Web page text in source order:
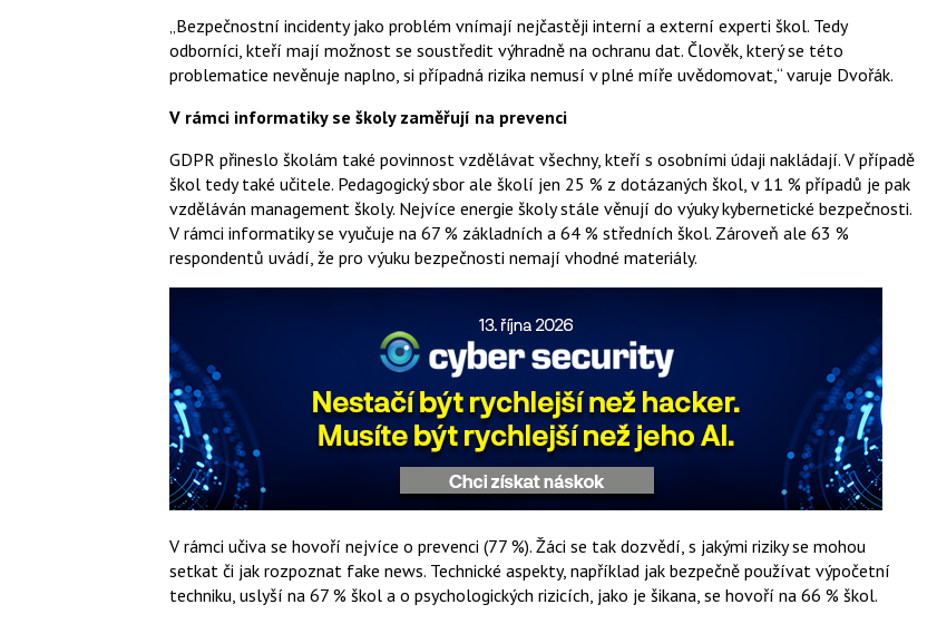
„Bezpečnostní incidenty jako problém vnímají nejčastěji interní a externí experti škol. Tedy
odborníci, kteří mají možnost se soustředit výhradně na ochranu dat. Člověk, který se této
problematice nevěnuje naplno, si případná rizika nemusí v plné míře uvědomovat,“ varuje Dvořák.
V rámci informatiky se školy zaměřují na prevenci
GDPR přineslo školám také povinnost vzdělávat všechny, kteří s osobními údaji nakládají. V případě
škol tedy také učitele. Pedagogický sbor ale školí jen 25 % z dotázaných škol, v 11 % případů je pak
vzděláván management školy. Nejvíce energie školy stále věnují do výuky kybernetické bezpečnosti.
V rámci informatiky se vyučuje na 67 % základních a 64 % středních škol. Zároveň ale 63 %
respondentů uvádí, že pro výuku bezpečnosti nemají vhodné materiály.
V rámci učiva se hovoří nejvíce o prevenci (77 %). Žáci se tak dozvědí, s jakými riziky se mohou
setkat či jak rozpoznat fake news. Technické aspekty, například jak bezpečně používat výpočetní
techniku, uslyší na 67 % škol a o psychologických rizicích, jako je šikana, se hovoří na 66 % škol.